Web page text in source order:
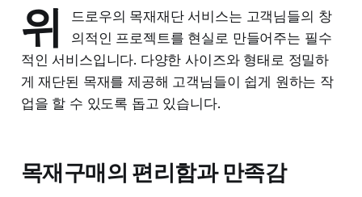
위
드로우의 목재재단 서비스는 고객님들의 창
의적인 프로젝트를 현실로 만들어주는 필수
적인 서비스입니다. 다양한 사이즈와 형태로 정밀하
게 재단된 목재를 제공해 고객님들이 쉽게 원하는 작
업을 할 수 있도록 돕고 있습니다.
목재구매의 편리함과 만족감